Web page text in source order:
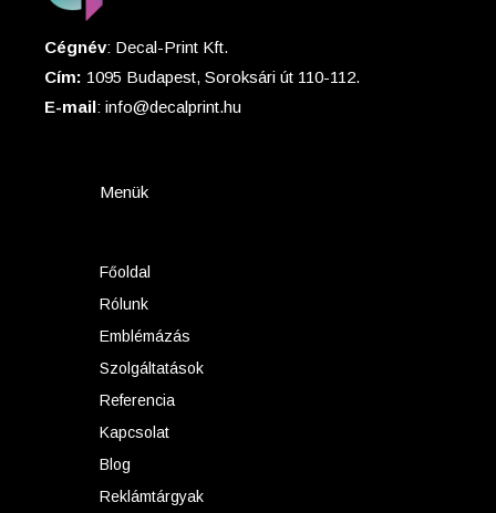
Cégnév: Decal-Print Kft.
Cím: 1095 Budapest, Soroksári út 110-112.
E-mail: info@decalprint.hu
Menük
Főoldal
Rólunk
Emblémázás
Szolgáltatások
Referencia
Kapcsolat
Blog
Reklámtárgyak